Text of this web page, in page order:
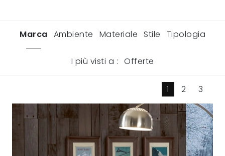
Marca Ambiente Materiale Stile Tipologia
I più visti a : Offerte
1 2 3